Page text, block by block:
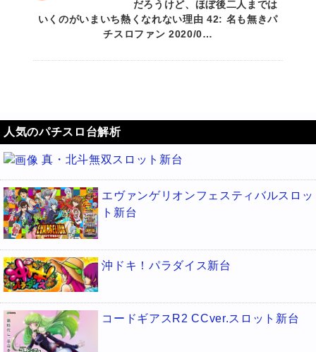
だろうけど、ほぼ後二人までは
いくのがいまいち熱くなれない理由 42: 名も無きパ
チスロファン 2020/0…
人気のパチスロ台解析
真・北斗無双スロット新台
エヴァンゲリオンフェスティバルスロッ
ト新台
沖ドキ！パラダイス新台
コードギアスR2 CCver.スロット新台